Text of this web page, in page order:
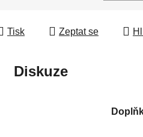
Tisk Zeptat se
Diskuze